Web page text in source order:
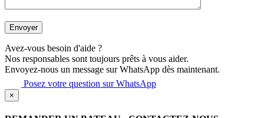
Avez-vous besoin d'aide ?
Nos responsables sont toujours prêts à vous aider.
Envoyez-nous un message sur WhatsApp dès maintenant.
Posez votre question sur WhatsApp
×